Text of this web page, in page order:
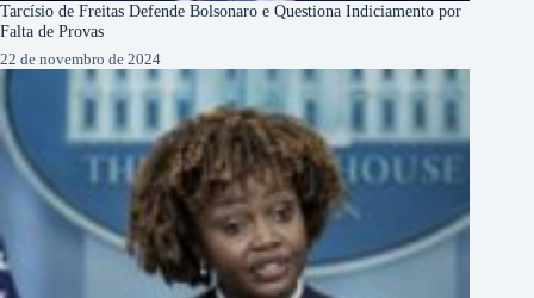
Tarcísio de Freitas Defende Bolsonaro e Questiona Indiciamento por
Falta de Provas
22 de novembro de 2024